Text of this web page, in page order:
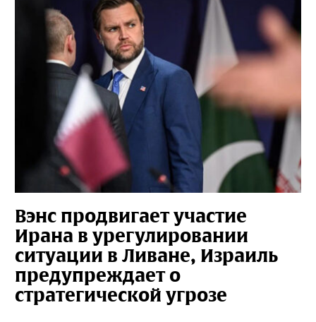
Вэнс продвигает участие
Ирана в урегулировании
ситуации в Ливане, Израиль
предупреждает о
стратегической угрозе